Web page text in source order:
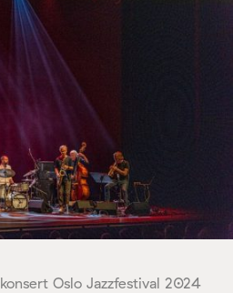
Oslo Jazzfestival 2024